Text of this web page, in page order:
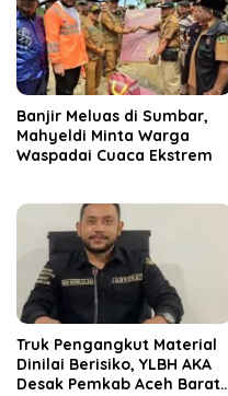
Banjir Meluas di Sumbar,
Mahyeldi Minta Warga
Waspadai Cuaca Ekstrem
Truk Pengangkut Material
Dinilai Berisiko, YLBH AKA
Desak Pemkab Aceh Barat